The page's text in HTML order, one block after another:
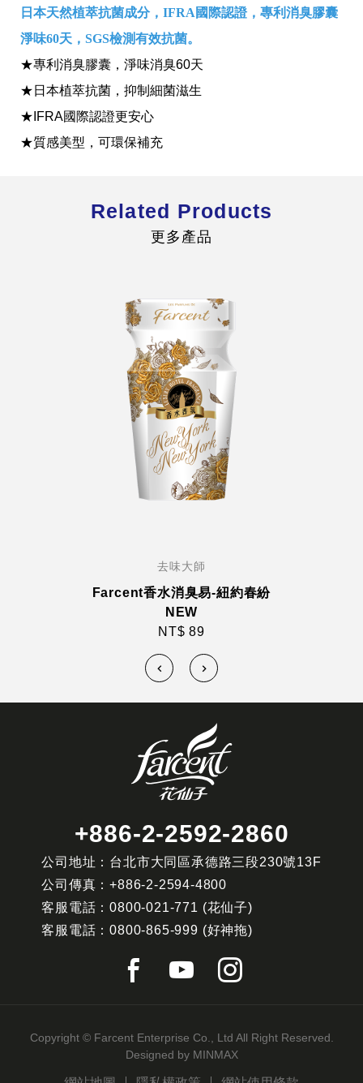
全球經營版圖
人，是花仙子企業最珍視的重要資產
日本天然植萃抗菌成分，IFRA國際認證，專利消臭膠囊
淨味60天，SGS檢測有效抗菌。
★專利消臭膠囊，淨味消臭60天
★ 日本植萃抗菌，抑制細菌滋生
★ IFRA國際認證更安心
★質感美型，可環保補充
Related Products
更多產品
去味大師
Farcent香水消臭易-紐約春紛
NEW
NT$ 89
+886-2-2592-2860
公司地址：台北市大同區承德路三段230號13F
公司傳真：+886-2-2594-4800
客服電話：0800-021-771 (花仙子)
客服電話：0800-865-999 (好神拖)
Copyright © Farcent Enterprise Co., Ltd All Right Reserved.
Designed by MINMAX